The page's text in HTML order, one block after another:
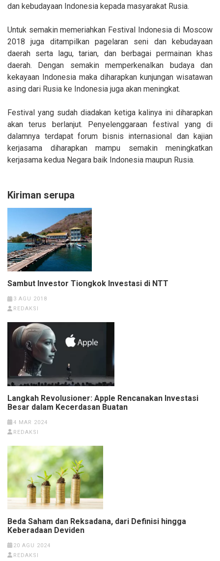
dan kebudayaan Indonesia kepada masyarakat Rusia.
Untuk semakin memeriahkan Festival Indonesia di Moscow
2018 juga ditampilkan pagelaran seni dan kebudayaan
daerah serta lagu, tarian, dan berbagai permainan khas
daerah. Dengan semakin memperkenalkan budaya dan
kekayaan Indonesia maka diharapkan kunjungan wisatawan
asing dari Rusia ke Indonesia juga akan meningkat.
Festival yang sudah diadakan ketiga kalinya ini diharapkan
akan terus berlanjut. Penyelenggaraan festival yang di
dalamnya terdapat forum bisnis internasional dan kajian
kerjasama diharapkan mampu semakin meningkatkan
kerjasama kedua Negara baik Indonesia maupun Rusia.
Kiriman serupa
Sambut Investor Tiongkok Investasi di NTT
3 AGU 2018
REDAKSI
Langkah Revolusioner: Apple Rencanakan Investasi
Besar dalam Kecerdasan Buatan
4 MAR 2024
REDAKSI
Beda Saham dan Reksadana, dari Definisi hingga
Keberadaan Deviden
20 AGU 2024
REDAKSI